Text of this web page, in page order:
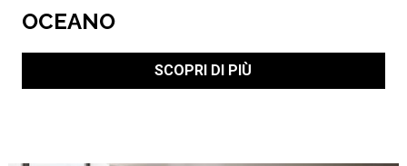
OCEANO
SCOPRI DI PIÙ